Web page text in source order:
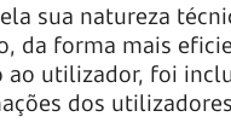
sua natureza
da forma mais
utilizador, foi
dos